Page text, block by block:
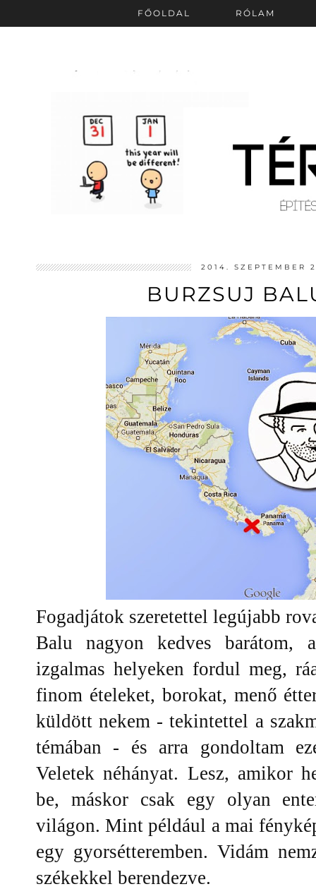
FŐOLDAL RÓLAM
2014. SZEPTEMBER
BURZSUJ
Fogadjátok szeretettel legújabb
Balu nagyon kedves barátom,
izgalmas helyeken fordul meg,
finom ételeket, borokat, menő
küldött nekem - tekintettel a
témában - és arra gondoltam
Veletek néhányat. Lesz, amikor
be, máskor csak egy olyan
világon. Mint például a mai
egy gyorsétteremben. Vidám
székekkel berendezve.